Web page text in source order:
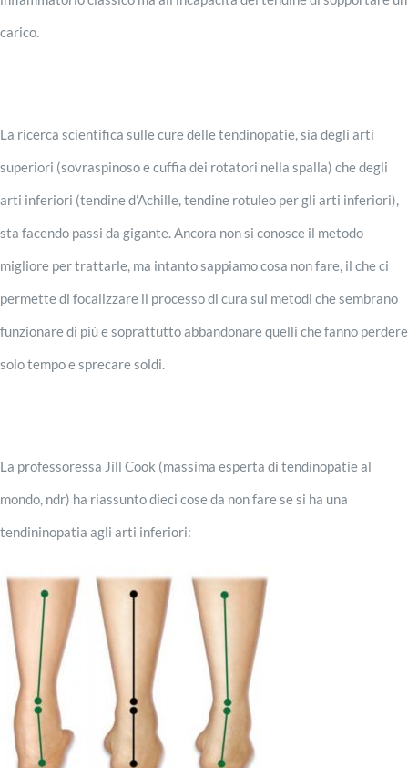
carico.
La ricerca scientifica sulle cure delle tendinopatie, sia degli arti
superiori (sovraspinoso e cuffia dei rotatori nella spalla) che degli
arti inferiori (tendine d’Achille, tendine rotuleo per gli arti inferiori),
sta facendo passi da gigante. Ancora non si conosce il metodo
migliore per trattarle, ma intanto sappiamo cosa non fare, il che ci
permette di focalizzare il processo di cura sui metodi che sembrano
funzionare di più e soprattutto abbandonare quelli che fanno perdere
solo tempo e sprecare soldi.
La professoressa Jill Cook (massima esperta di tendinopatie al
mondo, ndr) ha riassunto dieci cose da non fare se si ha una
tendininopatia agli arti inferiori: